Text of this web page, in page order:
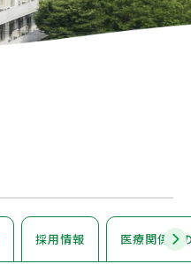
採用情報 医療関係者